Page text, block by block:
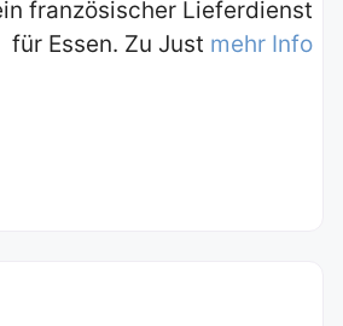
französischer Lieferdienst
für Essen. Zu Just mehr Info